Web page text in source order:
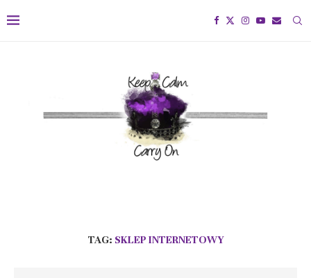
TAG: SKLEP INTERNETOWY